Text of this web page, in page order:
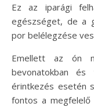
Ez az iparági
egészséget, de a
por belélegzése
Emellett az ón
bevonatokban és
érintkezés esetén
fontos a megfelelő